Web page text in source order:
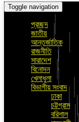
Toggle navigation
প্রচ্ছদ
জাতীয়
আন্তর্জাতিক
রাজনীতি
সারাদেশ
বিনোদন
খেলাধুলা
বিভাগীয় সংবাদ
ঢাকা
চট্টগ্রাম
বরিশাল